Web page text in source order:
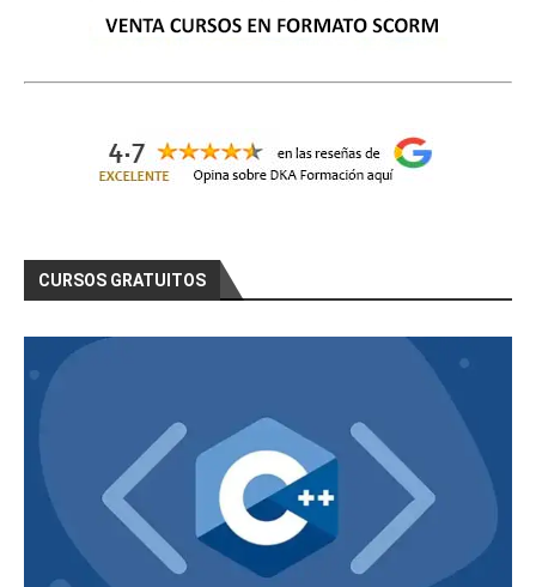
CURSOS GRATUITOS